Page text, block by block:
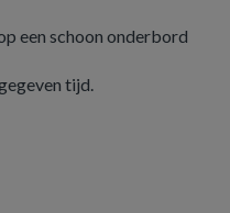
een schoon onderbord
tijd.